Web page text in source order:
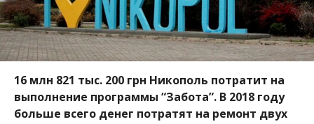
16 млн 821 тыс. 200 грн Никополь потратит на
выполнение программы “Забота”. В 2018 году
больше всего денег потратят на ремонт двух